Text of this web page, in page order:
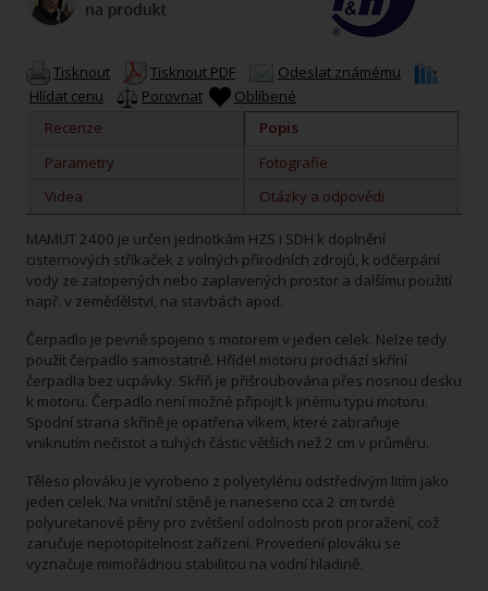
Tisknout Tisknout PDF
Odeslat známému
Hlídat cenu
Porovnat
Oblíbené
Recenze
Popis
Parametry
Fotografie
Videa
Otázky a odpovědi
MAMUT 2400 je určen jednotkám HZS i SDH k doplnění
cisternových stříkaček z volných přírodních zdrojů, k odčerpání
vody ze zatopených nebo zaplavených prostor a dalšímu použití
např. v zemědělství, na stavbách apod.
Čerpadlo je pevně spojeno s motorem v jeden celek. Nelze tedy
použít čerpadlo samostatně. Hřídel motoru prochází skříní
čerpadla bez ucpávky. Skříň je přišroubována přes nosnou desku
k motoru. Čerpadlo není možné připojit k jinému typu motoru.
Spodní strana skříně je opatřena víkem, které zabraňuje
vniknutím nečistot a tuhých částic větších než 2 cm v průměru.
Těleso plováku je vyrobeno z polyetylénu odstředivým litím jako
jeden celek. Na vnitřní stěně je naneseno cca 2 cm tvrdé
polyuretanové pěny pro zvětšení odolnosti proti proražení, což
zaručuje nepotopitelnost zařízení. Provedení plováku se
vyznačuje mimořádnou stabilitou na vodní hladině.